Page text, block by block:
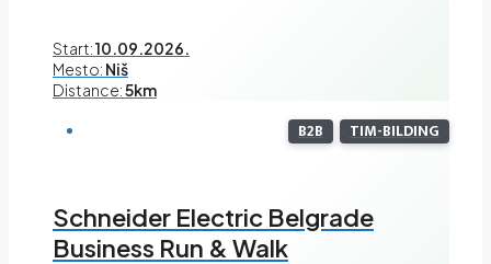
Start:10.09.2026.
Mesto: Niš
Distance:5km
B2B TIM-BILDING
Schneider Electric Belgrade
Business Run & Walk